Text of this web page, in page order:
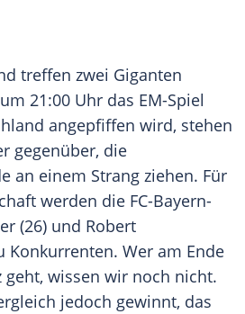
treffen zwei Giganten
21:00 Uhr das EM-Spiel
angepfiffen wird, stehen
gegenüber, die
an einem Strang ziehen. Für
werden die FC-Bayern-
(26) und Robert
Konkurrenten. Wer am Ende
geht, wissen wir noch nicht.
jedoch gewinnt, das